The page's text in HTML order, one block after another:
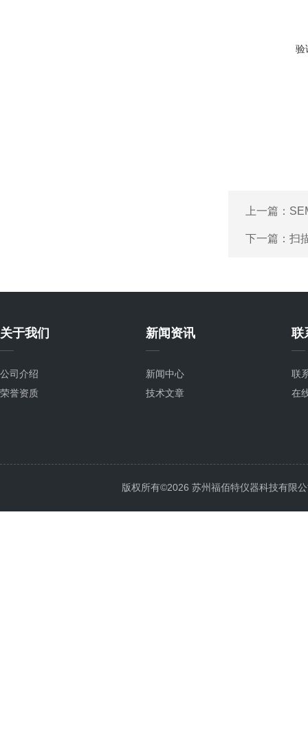
验
上一篇：
下一篇： 扫
关于我们
公司介绍
荣誉资质
新闻资讯
新闻中心
技术文章
联
联
在
版权所有©2026 苏州福佰特仪器科技有限